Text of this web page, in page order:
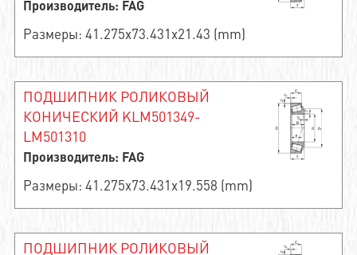
Производитель: FAG
Размеры: 41.275x73.431x21.43 (mm)
ПОДШИПНИК РОЛИКОВЫЙ
КОНИЧЕСКИЙ KLM501349-
LM501310
Производитель: FAG
Размеры: 41.275x73.431x19.558 (mm)
ПОДШИПНИК РОЛИКОВЫЙ